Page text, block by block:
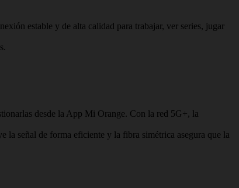
estable y de alta calidad para trabajar, ver series, jugar
desde la App Mi Orange. Con la red 5G+, la
señal de forma eficiente y la fibra simétrica asegura que la